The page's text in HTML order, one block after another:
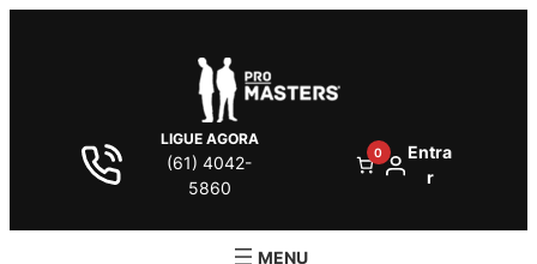
LIGUE AGORA
(61) 4042-
5860
0
Entra
r